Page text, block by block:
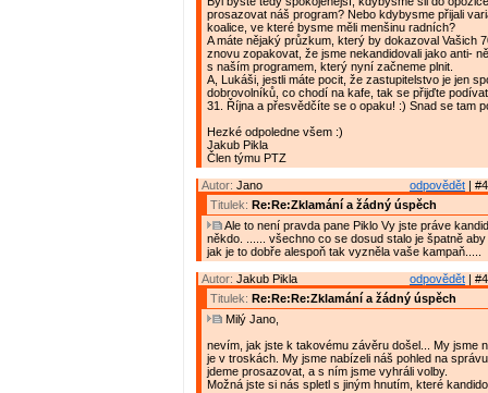
prosazovat náš program? Nebo kdybysme přijali
koalice, ve které bysme měli menšinu radních?
A máte nějaký průzkum, který by dokazoval Vašich
znovu zopakovat, že jsme nekandidovali jako anti-
s naším programem, který nyní začneme plnit.
A, Lukáši, jestli máte pocit, že zastupitelstvo je jen
dobrovolníků, co chodí na kafe, tak se přijďte
31. Října a přesvědčíte se o opaku! :) Snad se tam
Hezké odpoledne všem :)
Jakub Pikla
Člen týmu PTZ
odpovědět |
Autor: Jano
Titulek: Re:Re:Zklamání a žádný úspěch
Ale to není pravda pane Piklo Vy jste práve
někdo. ...... všechno co se dosud stalo je špatně
jak je to dobře alespoň tak vyzněla vaše kampaň.....
odpovědět |
Autor: Jakub Pikla
Titulek: Re:Re:Re:Zklamání a žádný úspěch
Milý Jano,
nevím, jak jste k takovému závěru došel... My jsme
je v troskách. My jsme nabízeli náš pohled na
jdeme prosazovat, a s ním jsme vyhráli volby.
Možná jste si nás spletl s jiným hnutím, které